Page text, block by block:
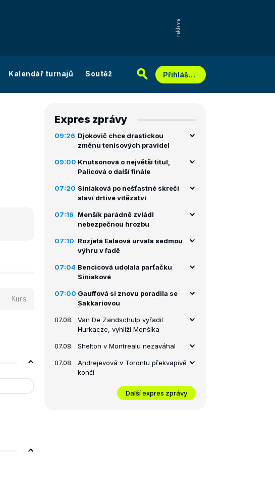
Kalendář turnajů Soutěž Přihlášení
Kurs
Expres zprávy
09:26 Djokovič chce drastickou
změnu tenisových pravidel
09:00 Knutsonová o největší titul,
Palicová o další finále
07:20 Siniaková po nešťastné skreči
slaví drtivé vítězství
07:16
Menšík parádně zvládl
nebezpečnou hrozbu
07:10 Rozjetá Ealaová urvala sedmou
výhru v řadě
07:04 Bencicová udolala parťačku
Siniakové
07:00 Gauffová si znovu poradila se
Sakkariovou
07.08.
Van De Zandschulp vyřadil
Hurkacze, vyhlíží Menšíka
07.08. Shelton v Montrealu nezaváhal
07.08.
Andrejevová v Torontu překvapivě
končí
Další expres zprávy